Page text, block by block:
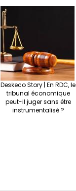
Deskeco Story | En RDC, le
tribunal économique
peut-il juger sans être
instrumentalisé ?